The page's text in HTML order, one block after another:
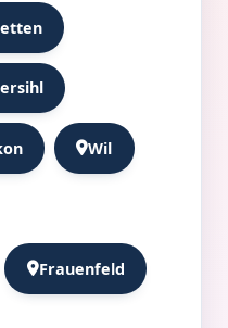
Wil
Frauenfeld